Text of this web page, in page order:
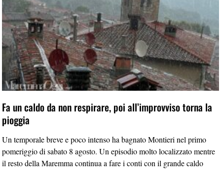
Fa un caldo da non respirare, poi all’improvviso torna la
pioggia
Un temporale breve e poco intenso ha bagnato Montieri nel primo
pomeriggio di sabato 8 agosto. Un episodio molto localizzato mentre
il resto della Maremma continua a fare i conti con il grande caldo